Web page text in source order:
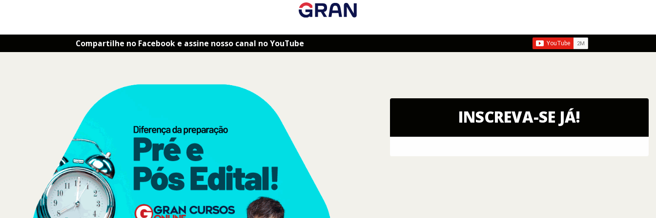
Compartilhe no Facebook e assine nosso canal no YouTube
INSCREVA-SE JÁ!